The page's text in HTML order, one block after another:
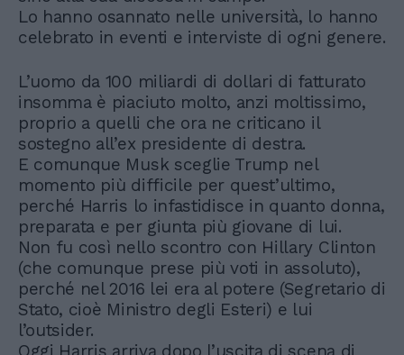
Lo hanno osannato nelle università, lo hanno
celebrato in eventi e interviste di ogni genere.
L’uomo da 100 miliardi di dollari di fatturato
insomma è piaciuto molto, anzi moltissimo,
proprio a quelli che ora ne criticano il
sostegno all’ex presidente di destra.
E comunque Musk sceglie Trump nel
momento più difficile per quest’ultimo,
perché Harris lo infastidisce in quanto donna,
preparata e per giunta più giovane di lui.
Non fu così nello scontro con Hillary Clinton
(che comunque prese più voti in assoluto),
perché nel 2016 lei era al potere (Segretario di
Stato, cioè Ministro degli Esteri) e lui
l’outsider.
Oggi Harris arriva dopo l’uscita di scena di